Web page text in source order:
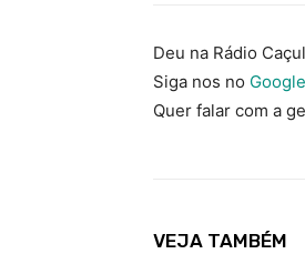
Deu na Rádio
Siga nos no
Quer falar com a
VEJA TAMBÉM